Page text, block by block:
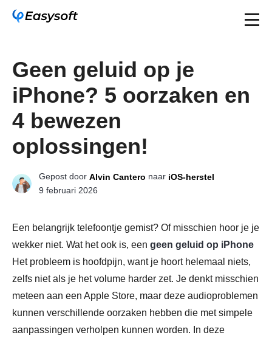
Geen geluid op je
iPhone? 5 oorzaken en
4 bewezen
oplossingen!
Gepost door Alvin Cantero naar iOS-herstel
9 februari 2026
Een belangrijk telefoontje gemist? Of misschien hoor je je
wekker niet. Wat het ook is, een geen geluid op iPhone
Het probleem is hoofdpijn, want je hoort helemaal niets,
zelfs niet als je het volume harder zet. Je denkt misschien
meteen aan een Apple Store, maar deze audioproblemen
kunnen verschillende oorzaken hebben die met simpele
aanpassingen verholpen kunnen worden. In deze